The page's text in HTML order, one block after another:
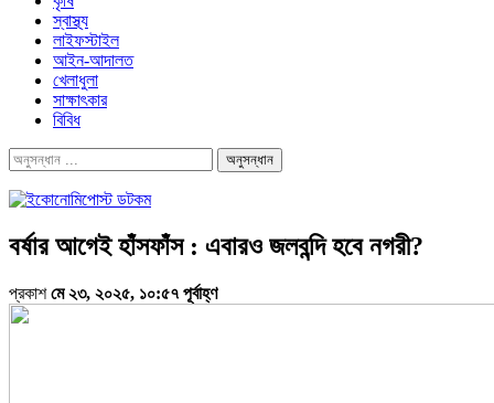
স্বাস্থ্য
লাইফস্টাইল
আইন-আদালত
খেলাধুলা
সাক্ষাৎকার
বিবিধ
বর্ষার আগেই হাঁসফাঁস : এবারও জলবন্দি হবে নগরী?
প্রকাশমে ২৩, ২০২৫, ১০:৫৭ পূর্বাহ্ণ